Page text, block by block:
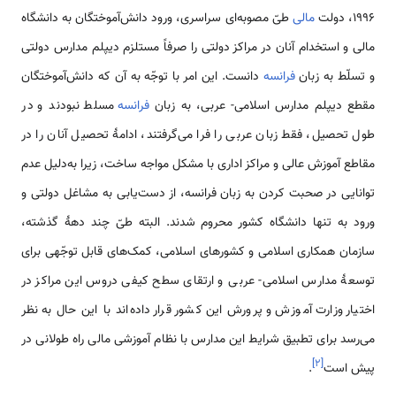
1996، دولت
مالیطیّ مصوبه‌ای سراسری، ورود دانش‌آموختگان به دانشگاه
مالی و استخدام آنان در مراکز دولتی را صرفاً مستلزم دیپلم مدارس دولتی
و تسلّط به زبانفرانسه ‌دانست. این امر با توجّه به آن که دانش‌آموختگان
مقطع دیپلم مدارس اسلامی‌- عربی، به زبان فرانسهمسلط نبودند و در
طول تحصیل، فقط زبان عربی را فرا می‌گرفتند، ادامۀ تحصیل آنان را در
مقاطع آموزش عالی و مراکز اداری با مشکل مواجه ساخت، زیرا به‌دلیل عدم
توانایی در صحبت کردن به زبان فرانسه، از دست‌یابی به مشاغل دولتی و
ورود به تنها دانشگاه کشور محروم ‌شدند. البته طیّ چند دهۀ گذشته،
سازمان همكاری اسلامی ‌و کشورهای اسلامی‌، کمک‌های قابل توجّهی برای
توسعۀ مدارس اسلامی‌- عربی و ارتقای سطح کیفی دروس این مراکز در
اختیار وزارت آموزش و پرورش این کشور قرار داده‌اند با این حال به نظر
می‌رسد برای تطبیق شرایط این مدارس با نظام آموزشی مالی راه طولانی در
پیش است[۲]
.